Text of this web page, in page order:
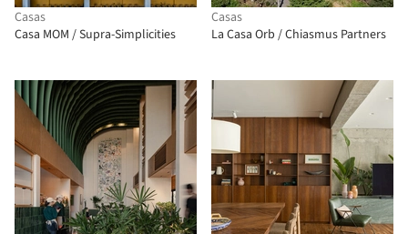
Casas
Casa MOM / Supra-Simplicities
Casas
La Casa Orb / Chiasmus Partners